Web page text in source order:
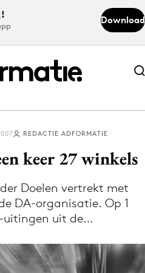
Download
Abonneer nu
Abonneer nu
de app
via de Adformatie
app
REDACTIE ADFORMATIE
keer 27 winkels
Doelen vertrekt met
DA-organisatie. Op 1
uitingen uit de…